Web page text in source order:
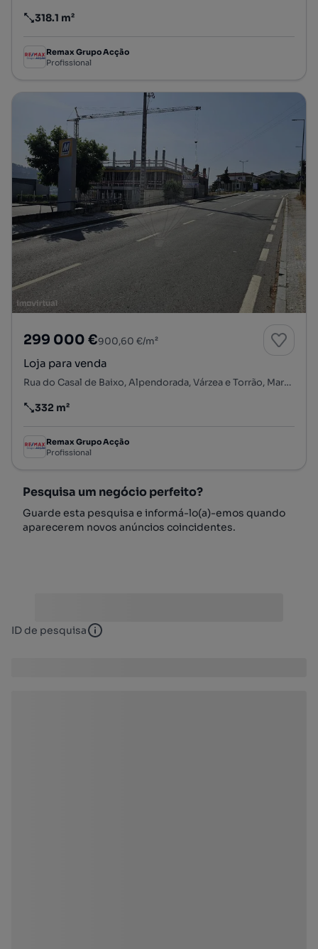
Preço por metro quadrado
318.1 m²
Remax Grupo Acção
Profissional
299 000 €900,60 €/m²
Loja para venda
Rua do Casal de Baixo, Alpendorada, Várzea e Torrão, Marco de Canaveses, Porto
Preço por metro quadrado
332 m²
Remax Grupo Acção
Profissional
Pesquisa um negócio perfeito?
Guarde esta pesquisa e informá-lo(a)-emos quando
aparecerem novos anúncios coincidentes.
ID de pesquisa ID de pesquisa